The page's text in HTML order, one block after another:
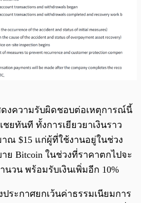
ดงความรับผิดชอบต่อเหตุการณ์นี้
ยทันที ทั้งการเยียวยาเงินราว
าณ $15 แก่ผู้ที่ใช้งานอยู่ในช่วง
ย Bitcoin ในช่วงที่ราคาตกไปจะ
นวน พร้อมรับเงินเพิ่มอีก 10%
ประกาศยกเว้นค่าธรรมเนียมการ